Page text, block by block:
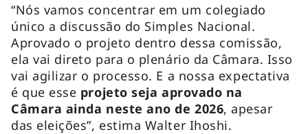
“Nós vamos concentrar em um colegiado
único a discussão do Simples Nacional.
Aprovado o projeto dentro dessa comissão,
ela vai direto para o plenário da Câmara. Isso
vai agilizar o processo. E a nossa expectativa
é que esse projeto seja aprovado na
Câmara ainda neste ano de 2026, apesar
das eleições”, estima Walter Ihoshi.